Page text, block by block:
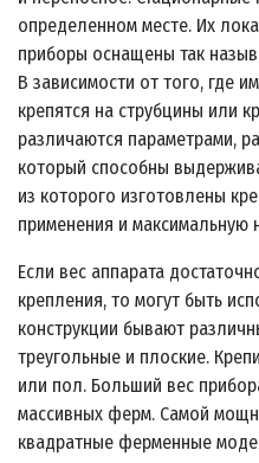
определенном месте. Их
приборы оснащены так
В зависимости от того, где
крепятся на струбцины или
различаются параметрами,
который способны
из которого изготовлены
применения и максимальную
Если вес аппарата
крепления, то могут быть
конструкции бывают
треугольные и плоские.
или пол. Больший вес
массивных ферм. Самой
квадратные ферменные